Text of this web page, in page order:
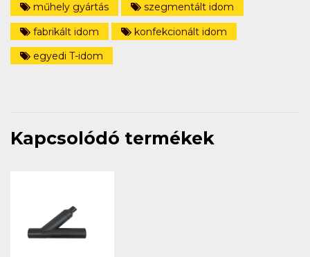
műhely gyártás
szegmentált idom
fabrikált idom
konfekcionált idom
egyedi T-idom
Kapcsolódó termékek